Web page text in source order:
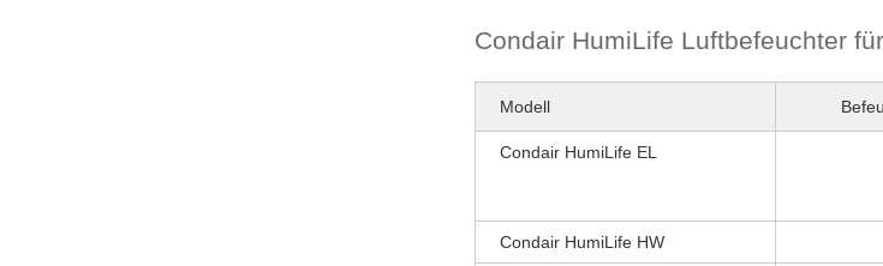
Condair HumiLife Luftbefeuchter
Modell
Condair HumiLife EL
Condair HumiLife HW